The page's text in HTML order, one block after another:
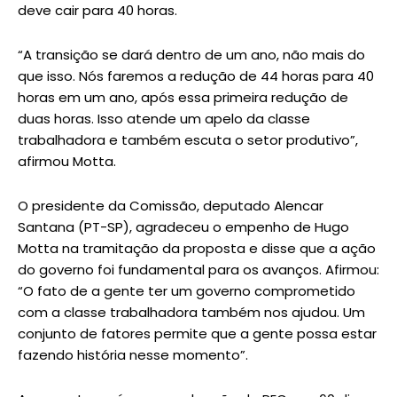
deve cair para 40 horas.
“A transição se dará dentro de um ano, não mais do
que isso. Nós faremos a redução de 44 horas para 40
horas em um ano, após essa primeira redução de
duas horas. Isso atende um apelo da classe
trabalhadora e também escuta o setor produtivo”,
afirmou Motta.
O presidente da Comissão, deputado Alencar
Santana (PT-SP), agradeceu o empenho de Hugo
Motta na tramitação da proposta e disse que a ação
do governo foi fundamental para os avanços. Afirmou:
“O fato de a gente ter um governo comprometido
com a classe trabalhadora também nos ajudou. Um
conjunto de fatores permite que a gente possa estar
fazendo história nesse momento”.